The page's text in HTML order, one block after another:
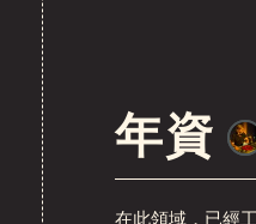
年資
在此領域，已經